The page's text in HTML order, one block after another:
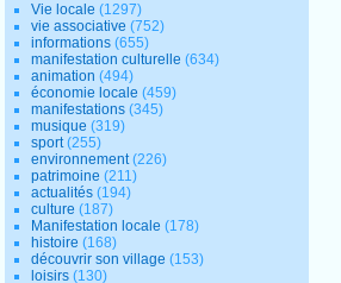
Vie locale (1297)
vie associative (752)
informations (655)
manifestation culturelle (634)
animation (494)
économie locale (459)
manifestations (345)
musique (319)
sport(255)
environnement(226)
patrimoine (211)
actualités (194)
culture (187)
Manifestation locale (178)
histoire (168)
découvrir son village (153)
loisirs (130)